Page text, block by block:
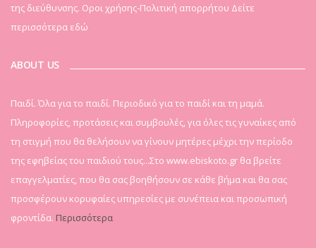
της διεύθυνσης. Οροι χρήσης-Πολιτική απορρήτου Δείτε
περισσότερα εδώ
ABOUT US
Παιδί. Όλα για το παιδί. Περιοδικό για το παιδί και τη μαμά.
Πληροφορίες, προτάσεις και συμβουλές, για όλες τις γυναίκες από
τη στιγμή που θα θελήσουν να γίνουν μητέρες μέχρι την περίοδο
της εφηβείας του παιδιού τους...Στο www.ebiskoto.gr θα βρείτε
επαγγελματίες, που θα σας βοηθήσουν σε κάθε βήμα και θα σας
προσφέρουν κορυφαίες υπηρεσίες με συνέπεια και προσωπική
φροντίδα. Περισσότερα